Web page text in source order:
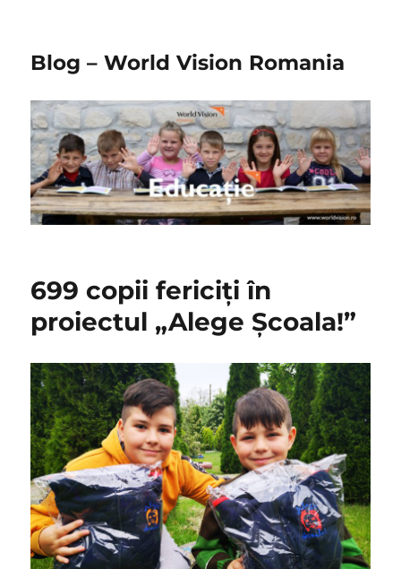
Blog – World Vision Romania
699 copii fericiți în
proiectul „Alege Școala!”